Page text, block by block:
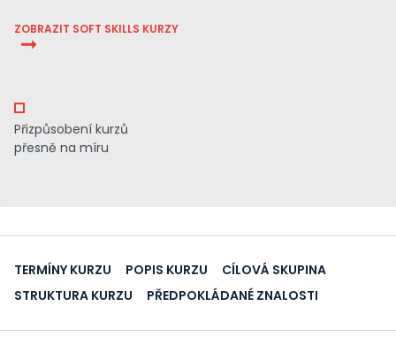
ZOBRAZIT SOFT SKILLS KURZY
Přizpůsobení kurzů
přesně na míru
TERMÍNY KURZU POPIS KURZU
CÍLOVÁ SKUPINA
STRUKTURA KURZU
PŘEDPOKLÁDANÉ ZNALOSTI